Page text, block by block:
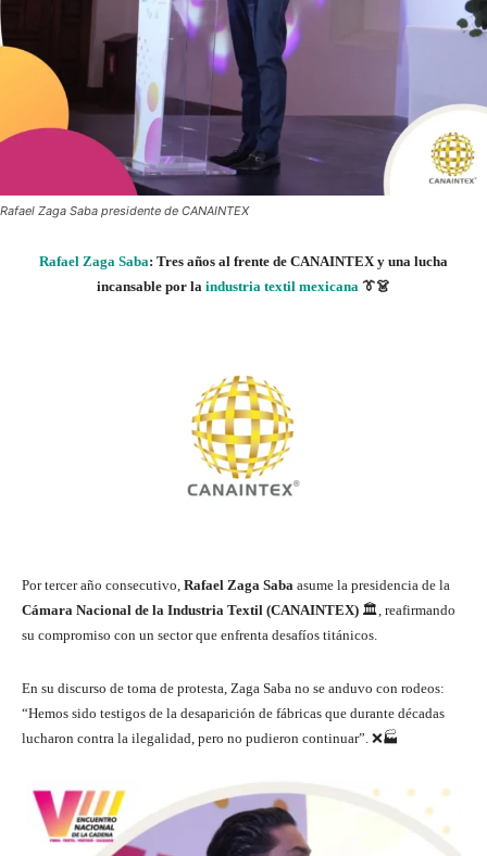
Rafael Zaga Saba presidente de CANAINTEX
Rafael Zaga Saba: Tres años al frente de CANAINTEX y una lucha
incansable por la industria textil mexicana 👔👗
Por tercer año consecutivo, Rafael Zaga Saba asume la presidencia de la
Cámara Nacional de la Industria Textil (CANAINTEX) 🏛️, reafirmando
su compromiso con un sector que enfrenta desafíos titánicos.
En su discurso de toma de protesta, Zaga Saba no se anduvo con rodeos:
“Hemos sido testigos de la desaparición de fábricas que durante décadas
lucharon contra la ilegalidad, pero no pudieron continuar”. ❌🏭